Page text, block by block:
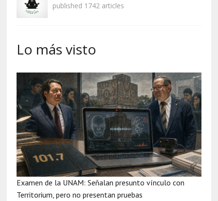
published 1742 articles
Lo más visto
Examen de la UNAM: Señalan presunto vínculo con
Territorium, pero no presentan pruebas